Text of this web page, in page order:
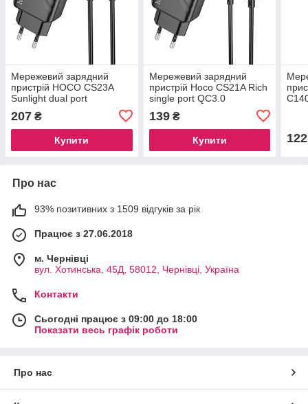
Мережевий зарядний
пристрій HOCO CS23A
Sunlight dual port
charger(EU) black
207 ₴
Купити
Мережевий зарядний
пристрій Hoco CS21A Rich
single port QC3.0
charger(EU)+Type-C Black
139₴
Купити 122
Про нас
93% позитивних з 1509 відгуків за рік
Працює з 27.06.2018
м. Чернівці
вул. Хотинська, 45Д, 58012, Чернівці, Україна
Контакти
Сьогодні працює з 09:00 до 18:00
Показати весь графік роботи
Про нас